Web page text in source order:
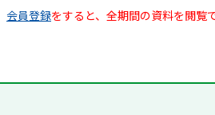
会員登録をすると、全期間の資料を閲覧